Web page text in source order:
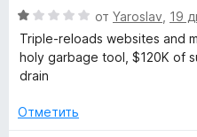
5
5
и
з
5
о
н
а
4
з
н
е
н
о
а
О
ц
е
н
н
от Yaroslav 19
Triple-reloads websites and
holy garbage tool, $120K of
drain
Отметить